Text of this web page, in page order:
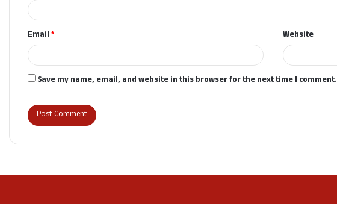
Email* Website
Save my name, email, and website in this browser for the next time I comment.